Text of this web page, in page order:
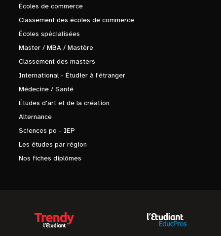
Écoles de commerce
Classement des écoles de commerce
Écoles spécialisées
Master / MBA / Mastère
Classement des masters
International - Étudier à l'étranger
Médecine / Santé
Études d'art et de la création
Alternance
Sciences po - IEP
Les études par région
Nos fiches diplômes